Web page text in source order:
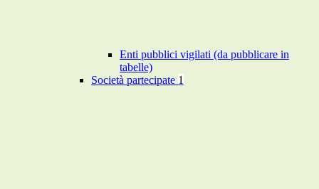
Enti pubblici vigilati (da pubblicare in
tabelle)
Società partecipate 1